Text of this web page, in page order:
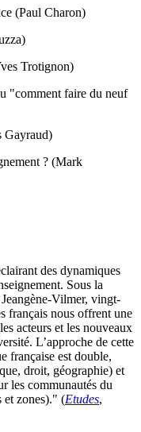
(Paul Charon)
Trotignon)
"comment faire du neuf
Gayraud)
? (Mark
des dynamiques
Sous la
Vilmer, vingt-
français nous offrent une
acteurs et les nouveaux
L’approche de cette
française est double,
droit, géographie) et
les communautés du
et zones)." (Etudes,